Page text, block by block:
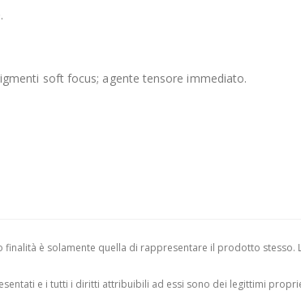
soft focus; agente tensore immediato.
è solamente quella di rappresentare il prodotto
e i tutti i diritti attribuibili ad essi sono dei legittimi